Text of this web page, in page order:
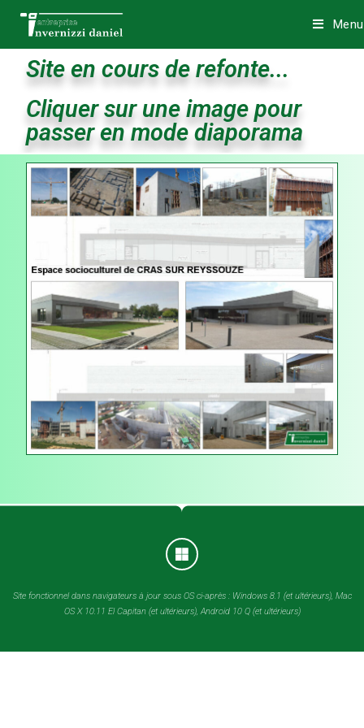
Menu
Site en cours de refonte...
Cliquer sur une image pour
passer en mode diaporama
Site fonctionnel dans navigateurs à jour sous OS ci-après : Windows 8.1 (et ultérieurs), Mac
OS X 10.11 El Capitan (et ultérieurs), Android 10 Q (et ultérieurs)